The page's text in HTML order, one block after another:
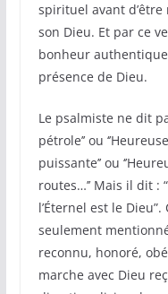
spirituel avant
son Dieu. Et par ce
bonheur
présence de Dieu.
Le psalmiste ne dit
pétrole’’ ou
puissante’’ ou
routes…’’ Mais il dit
l’Éternel est le
seulement
reconnu, honoré,
marche avec Dieu